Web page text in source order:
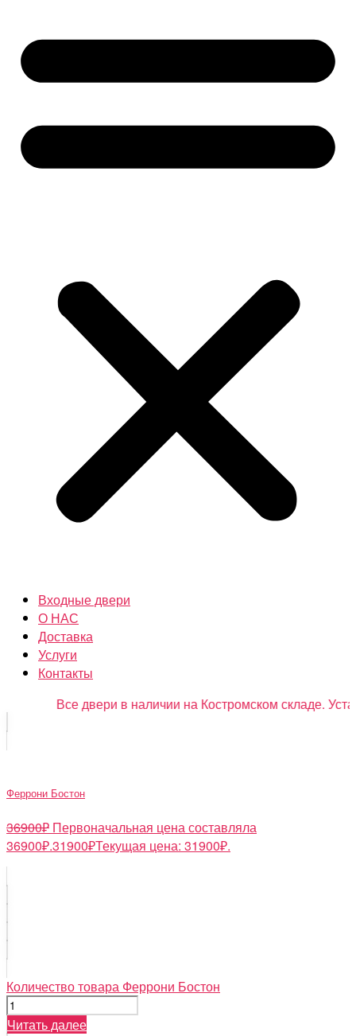
Входные двери
О НАС
Доставка
Услуги
Контакты
Все двери в наличии на Костромском складе.
Феррони Бостон
36900₽ Первоначальная цена составляла
36900₽.31900₽Текущая цена: 31900₽.
Количество товара Феррони Бостон
Читать далее